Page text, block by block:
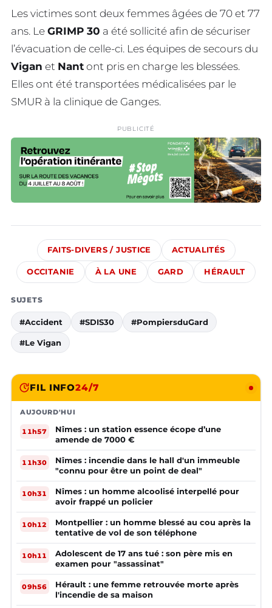
Les victimes sont deux femmes âgées de 70 et 77
ans. Le GRIMP 30 a été sollicité afin de sécuriser
l’évacuation de celle-ci. Les équipes de secours du
Vigan et Nant ont pris en charge les blessées.
Elles ont été transportées médicalisées par le
SMUR à la clinique de Ganges.
PUBLICITÉ
FAITS-DIVERS / JUSTICE ACTUALITÉS
OCCITANIE À LA UNE GARD HÉRAULT
SUJETS
#Accident #SDIS30 #PompiersduGard
#Le Vigan
FIL INFO24/7
AUJOURD'HUI
11h57
Nîmes : un station essence écope d’une
amende de 7000 €
11h30
Nîmes : incendie dans le hall d'un immeuble
"connu pour être un point de deal"
10h31
Nîmes : un homme alcoolisé interpellé pour
avoir frappé un policier
10h12
Montpellier : un homme blessé au cou après la
tentative de vol de son téléphone
10h11
Adolescent de 17 ans tué : son père mis en
examen pour "assassinat"
09h56
Hérault : une femme retrouvée morte après
l'incendie de sa maison